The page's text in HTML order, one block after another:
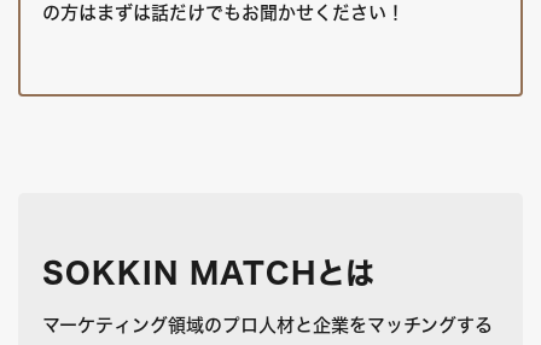
の方はまずは話だけでもお聞かせください！
SOKKIN MATCHとは
マーケティング領域のプロ人材と企業をマッチングする